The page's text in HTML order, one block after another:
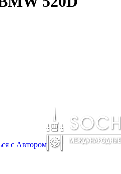
с Автором